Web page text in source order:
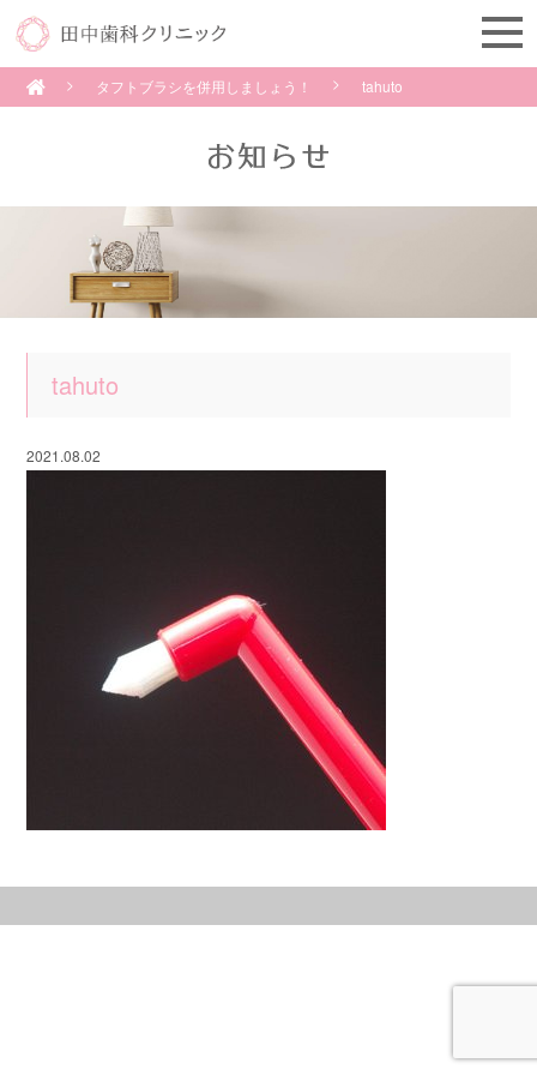
タフトブラシを併用しましょう！ tahuto
tahuto
2021.08.02